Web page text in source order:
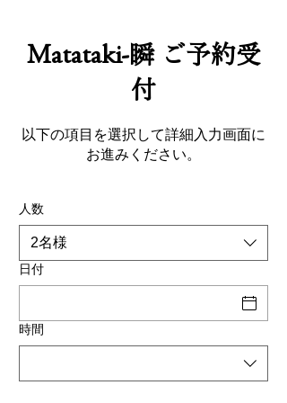
Matataki-瞬 ご予約受
付
以下の項目を選択して詳細入力画面に
お進みください。
人数
2名様
日付
時間